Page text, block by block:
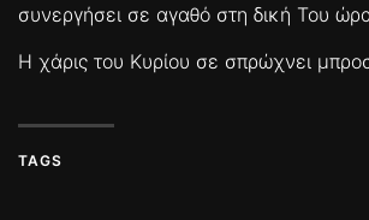
συνεργήσει σε αγαθό στη δική Του
Η χάρις του Κυρίου σε σπρώχνει
TAGS